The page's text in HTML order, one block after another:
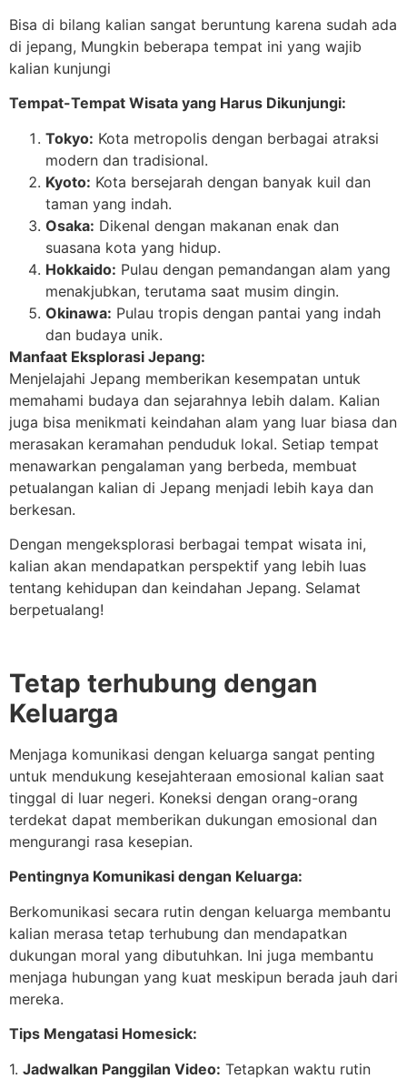
Bisa di bilang kalian sangat beruntung karena sudah ada
di jepang, Mungkin beberapa tempat ini yang wajib
kalian kunjungi
Tempat-Tempat Wisata yang Harus Dikunjungi:
Tokyo: Kota metropolis dengan berbagai atraksi
modern dan tradisional.
Kyoto: Kota bersejarah dengan banyak kuil dan
taman yang indah.
Osaka: Dikenal dengan makanan enak dan
suasana kota yang hidup.
Hokkaido: Pulau dengan pemandangan alam yang
menakjubkan, terutama saat musim dingin.
Okinawa: Pulau tropis dengan pantai yang indah
dan budaya unik.
Manfaat Eksplorasi Jepang:
Menjelajahi Jepang memberikan kesempatan untuk
memahami budaya dan sejarahnya lebih dalam. Kalian
juga bisa menikmati keindahan alam yang luar biasa dan
merasakan keramahan penduduk lokal. Setiap tempat
menawarkan pengalaman yang berbeda, membuat
petualangan kalian di Jepang menjadi lebih kaya dan
berkesan.
Dengan mengeksplorasi berbagai tempat wisata ini,
kalian akan mendapatkan perspektif yang lebih luas
tentang kehidupan dan keindahan Jepang. Selamat
berpetualang!
Tetap terhubung dengan
Keluarga
Menjaga komunikasi dengan keluarga sangat penting
untuk mendukung kesejahteraan emosional kalian saat
tinggal di luar negeri. Koneksi dengan orang-orang
terdekat dapat memberikan dukungan emosional dan
mengurangi rasa kesepian.
Pentingnya Komunikasi dengan Keluarga:
Berkomunikasi secara rutin dengan keluarga membantu
kalian merasa tetap terhubung dan mendapatkan
dukungan moral yang dibutuhkan. Ini juga membantu
menjaga hubungan yang kuat meskipun berada jauh dari
mereka.
Tips Mengatasi Homesick:
1. Jadwalkan Panggilan Video: Tetapkan waktu rutin